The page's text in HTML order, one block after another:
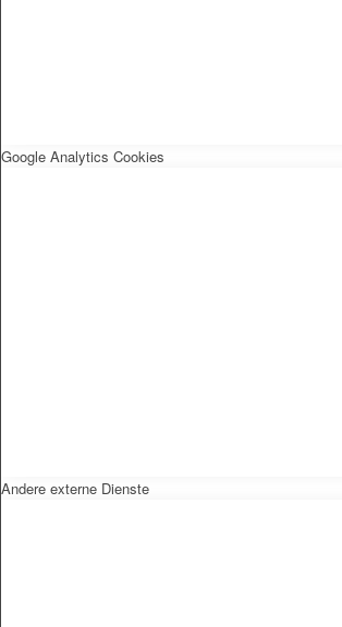
Google Analytics Cookies
Andere externe Dienste